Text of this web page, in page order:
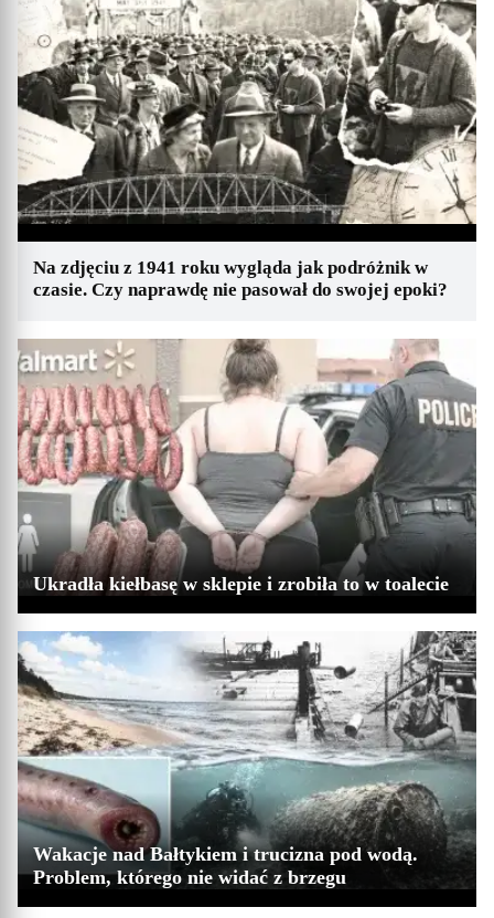
Na zdjęciu z 1941 roku wygląda jak podróżnik w
czasie. Czy naprawdę nie pasował do swojej epoki?
Ukradła kiełbasę w sklepie i zrobiła to w toalecie
Wakacje nad Bałtykiem i trucizna pod wodą.
Problem, którego nie widać z brzegu